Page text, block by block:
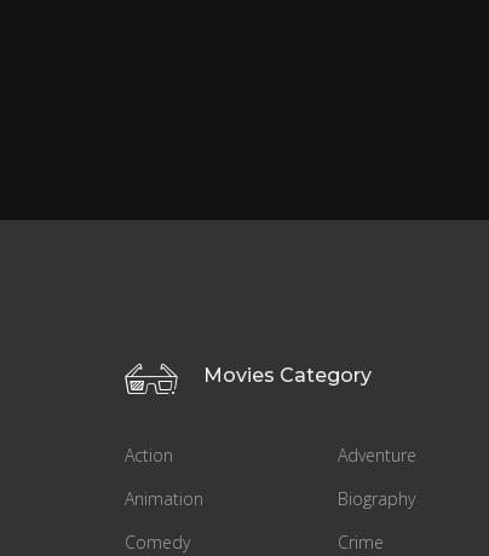
Movies Category
Action
Adventure
Animation
Biography
Comedy
Crime